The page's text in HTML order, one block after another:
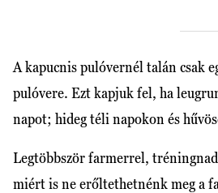
A kapucnis pulóvernél talán csak
pulóvere. Ezt kapjuk fel, ha
napot; hideg téli napokon és
Legtöbbször farmerrel,
miért is ne erőltethetnénk meg a